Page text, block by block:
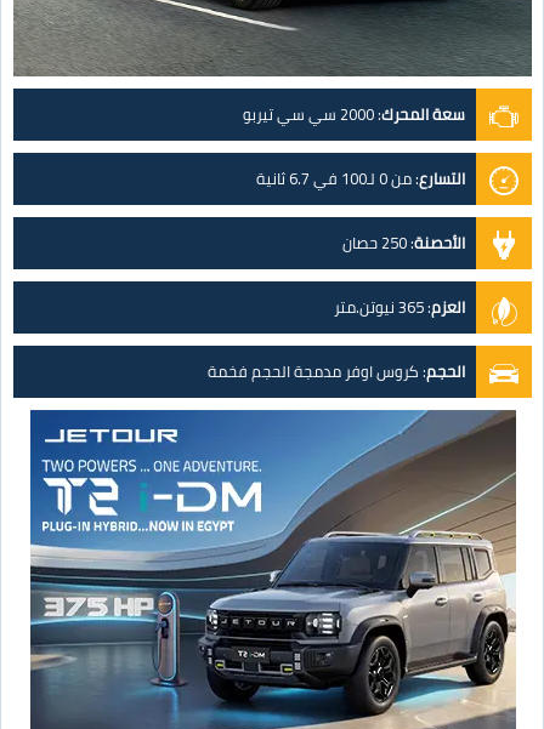
سعة المحرك:2000 سي سي تيربو
التسارع:من 0 لـ100 في 6.7 ثانية
الأحصنة:250 حصان
العزم:365 نيوتن.متر
الحجم:كروس اوفر مدمجة الحجم فخمة